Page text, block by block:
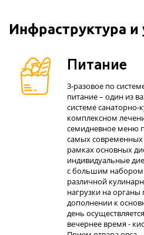
Инфраструктура и
Питание
3-разовое по
питание – один из
системе санаторно-
комплексном
семидневное меню
самых современных
рамках основных
индивидуальные
с большим
различной
нагрузки на
дополнении к
день
вечернее время -